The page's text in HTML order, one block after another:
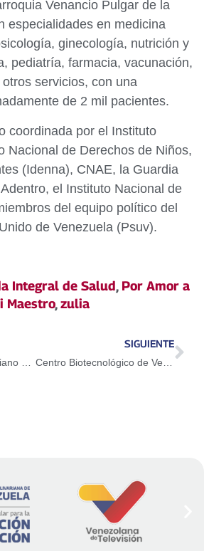
Venancio Pulgar de la
especialidades en medicina
ginecología, nutrición y
pediatría, farmacia, vacunación,
servicios, con una
de 2 mil pacientes.
coordinada por el Instituto
Nacional de Derechos de Niños,
(Idenna), CNAE, la Guardia
el Instituto Nacional de
del equipo político del
de Venezuela (Psuv).
Integral de Salud, Por Amor a
Maestro,zulia
SIGUIENTE